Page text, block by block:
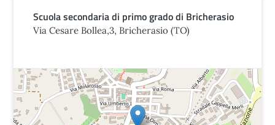
Scuola secondaria di primo grado di Bricherasio
Via Cesare Bollea,3, Bricherasio (TO)